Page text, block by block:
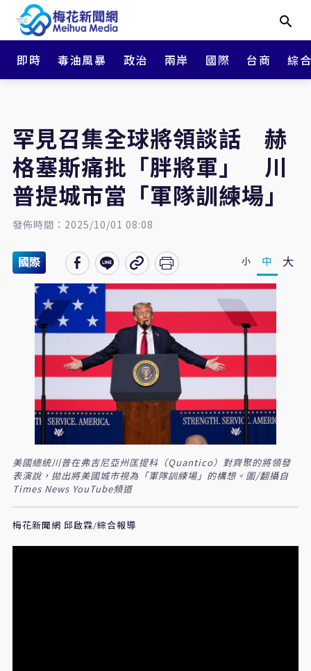
即時 毒油風暴 政治 兩岸 國際 台商 綜
罕見召集全球將領談話 赫
格塞斯痛批「胖將軍」 川
普提城市當「軍隊訓練場」
發佈時間：2025/10/01 08:08
國際 小 中 大
美國總統川普在弗吉尼亞州匡提科（Quantico）對齊聚的將領發
表演說，拋出將美國城市視為「軍隊訓練場」的構想。圖/翻攝自
Times News YouTube頻道
梅花新聞網 邱啟霖/綜合報導